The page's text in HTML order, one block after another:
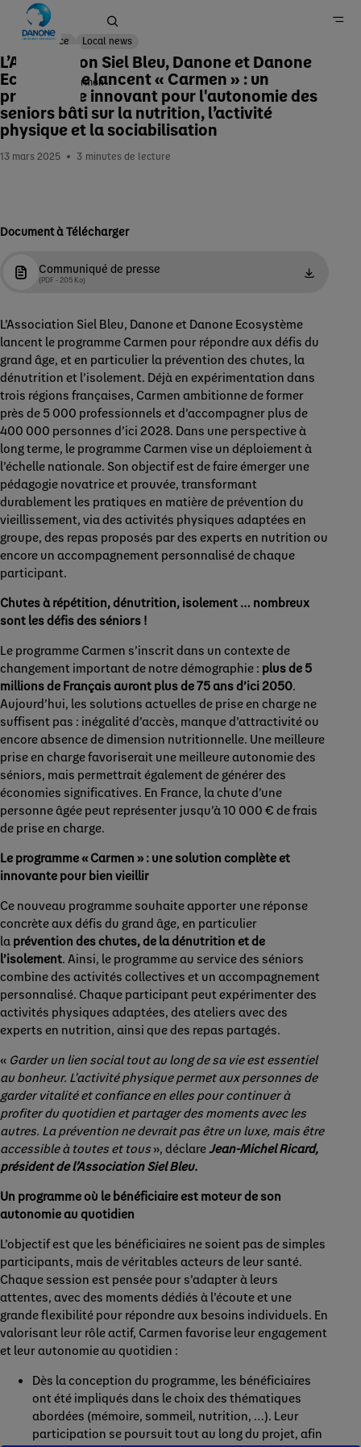
Accueil
Newsroom
Projet Carmen
13 mars 2025 3 minutes de lecture
L’Association Siel Bleu, Danone et Danone
Ecosystème lancent « Carmen » : un
programme innovant pour l'autonomie des
seniors bâti sur la nutrition, l’activité
physique et la sociabilisation
France Local news
Document à Télécharger
Communiqué de presse
(PDF - 205 Ko)
L’Association Siel Bleu, Danone et Danone Ecosystème
lancent le programme Carmen pour répondre aux défis du
grand âge, et en particulier la prévention des chutes, la
dénutrition et l’isolement. Déjà en expérimentation dans
trois régions françaises, Carmen ambitionne de former
près de 5 000 professionnels et d’accompagner plus de
400 000 personnes d’ici 2028. Dans une perspective à
long terme, le programme Carmen vise un déploiement à
l’échelle nationale. Son objectif est de faire émerger une
pédagogie novatrice et prouvée, transformant
durablement les pratiques en matière de prévention du
vieillissement, via des activités physiques adaptées en
groupe, des repas proposés par des experts en nutrition ou
encore un accompagnement personnalisé de chaque
participant.
Chutes à répétition, dénutrition, isolement … nombreux
sont les défis des séniors !
Le programme Carmen s’inscrit dans un contexte de
changement important de notre démographie : plus de 5
millions de Français auront plus de 75 ans d’ici 2050.
Aujourd’hui, les solutions actuelles de prise en charge ne
suffisent pas : inégalité d’accès, manque d’attractivité ou
encore absence de dimension nutritionnelle. Une meilleure
prise en charge favoriserait une meilleure autonomie des
séniors, mais permettrait également de générer des
économies significatives. En France, la chute d’une
personne âgée peut représenter jusqu’à 10 000 € de frais
de prise en charge.
Le programme « Carmen » : une solution complète et
innovante pour bien vieillir
Ce nouveau programme souhaite apporter une réponse
concrète aux défis du grand âge, en particulier
la prévention des chutes, de la dénutrition et de
l’isolement. Ainsi, le programme au service des séniors
combine des activités collectives et un accompagnement
personnalisé. Chaque participant peut expérimenter des
activités physiques adaptées, des ateliers avec des
experts en nutrition, ainsi que des repas partagés.
« Garder un lien social tout au long de sa vie est essentiel
au bonheur. L'activité physique permet aux personnes de
garder vitalité et confiance en elles pour continuer à
profiter du quotidien et partager des moments avec les
autres. La prévention ne devrait pas être un luxe, mais être
accessible à toutes et tous», déclareJean-Michel Ricard,
président de l’Association Siel Bleu.
Un programme où le bénéficiaire est moteur de son
autonomie au quotidien
L’objectif est que les bénéficiaires ne soient pas de simples
participants, mais de véritables acteurs de leur santé.
Chaque session est pensée pour s’adapter à leurs
attentes, avec des moments dédiés à l’écoute et une
grande flexibilité pour répondre aux besoins individuels. En
valorisant leur rôle actif, Carmen favorise leur engagement
et leur autonomie au quotidien :
Dès la conception du programme, les bénéficiaires
ont été impliqués dans le choix des thématiques
abordées (mémoire, sommeil, nutrition, …). Leur
participation se poursuit tout au long du projet, afin